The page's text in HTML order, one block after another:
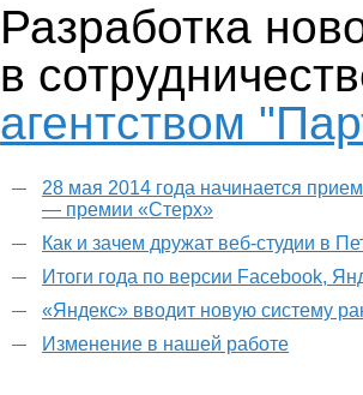
Разработка
в
агентством
28 мая 2014 года начинается
— премии «Стерх»
Как и зачем дружат веб-студии в
Итоги года по версии Facebook,
«Яндекс» вводит новую систему
Изменение в нашей работе